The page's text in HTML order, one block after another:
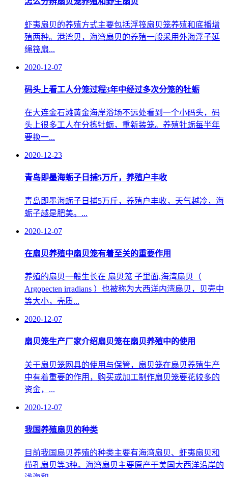
虾夷扇贝的养殖方式主要包括浮筏扇贝笼养殖和底播增
殖两种。港湾贝，海湾扇贝的养殖一般采用外海浮子延
绳筏扇...
2020-12-07
码头上看工人分笼过程3年中经过多次分笼的牡蛎
在大连金石滩黄金海岸浴场不远处看到一个小码头，码
头上很多工人在分拣牡蛎，重新装笼。养殖牡蛎每半年
要换一...
2020-12-23
青岛即墨海蛎子日捕5万斤，养殖户丰收
青岛即墨海蛎子日捕5万斤，养殖户丰收，天气越冷，海
蛎子越是肥美。...
2020-12-07
在扇贝养殖中扇贝笼有着至关的重要作用
养殖的扇贝一般生长在 扇贝笼 子里面,海湾扇贝（
Argopecten irradians ）也被称为大西洋内湾扇贝，贝壳中
等大小，壳质...
2020-12-07
扇贝笼生产厂家介绍扇贝笼在扇贝养殖中的使用
关于扇贝笼网具的使用与保管，扇贝笼在扇贝养殖生产
中有着重要的作用，购买或加工制作扇贝笼要花较多的
资金，...
2020-12-07
我国养殖扇贝的种类
目前我国扇贝养殖的种类主要有海湾扇贝、虾夷扇贝和
栉孔扇贝等3种。海湾扇贝主要原产于美国大西洋沿岸的